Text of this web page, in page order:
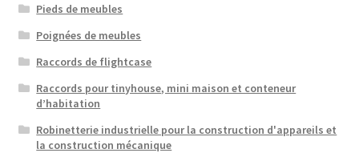
Pieds de meubles
Poignées de meubles
Raccords de flightcase
Raccords pour tinyhouse, mini maison et conteneur
d’habitation
Robinetterie industrielle pour la construction d'appareils et
la construction mécanique